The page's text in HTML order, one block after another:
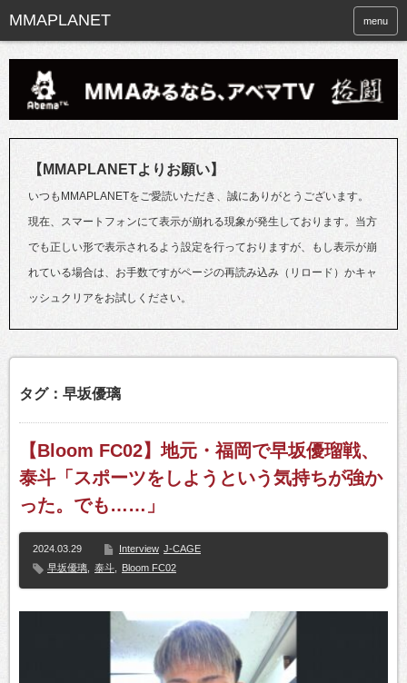
menu
【MMAPLANETよりお願い】
いつもMMAPLANETをご愛読いただき、誠にありがとうございます。
現在、スマートフォンにて表示が崩れる現象が発生しております。当方
でも正しい形で表示されるよう設定を行っておりますが、もし表示が崩
れている場合は、お手数ですがページの再読み込み（リロード）かキャ
ッシュクリアをお試しください。
タグ：早坂優璃
【Bloom FC02】地元・福岡で早坂優瑠戦、
泰斗「スポーツをしようという気持ちが強か
った。でも……」
2024.03.29 Interview J-CAGE
早坂優璃
泰斗 Bloom FC02